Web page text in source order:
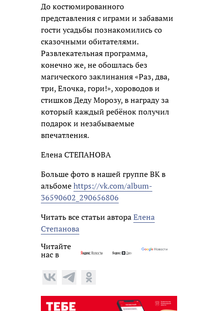
До костюмированного
представления с играми и забавами
гости усадьбы познакомились со
сказочными обитателями.
Развлекательная программа,
конечно же, не обошлась без
магического заклинания «Раз, два,
три, Елочка, гори!», хороводов и
стишков Деду Морозу, в награду за
который каждый ребёнок получил
подарок и незабываемые
впечатления.
Елена СТЕПАНОВА
Больше фото в нашей группе ВК в
альбомеhttps://vk.com/album-
36590602_290656806
Читать все статьи автораЕлена
Степанова
Читайте
нас в